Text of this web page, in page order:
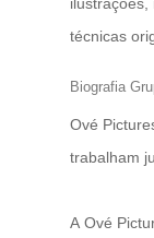
técnicas
Biografia
Ové
trabalham
A Ové